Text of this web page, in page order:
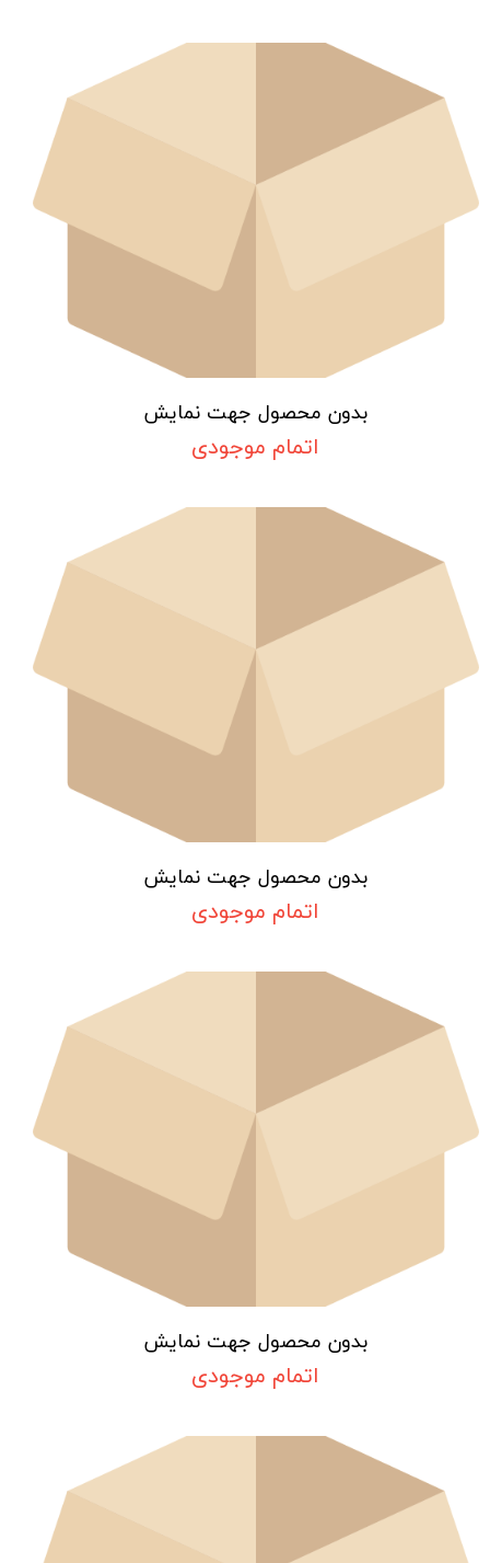
بدون محصول جهت نمایش
اتمام موجودی
بدون محصول جهت نمایش
اتمام موجودی
بدون محصول جهت نمایش
اتمام موجودی